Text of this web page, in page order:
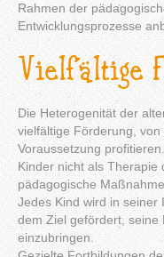
Rahmen der
Entwicklungsprozesse
Vielfältige
Die Heterogenität der
vielfältige Förderung,
Voraussetzung
Kinder nicht als Therapie
pädagogische
Jedes Kind wird in seiner
dem Ziel gefördert, seine
einzubringen.